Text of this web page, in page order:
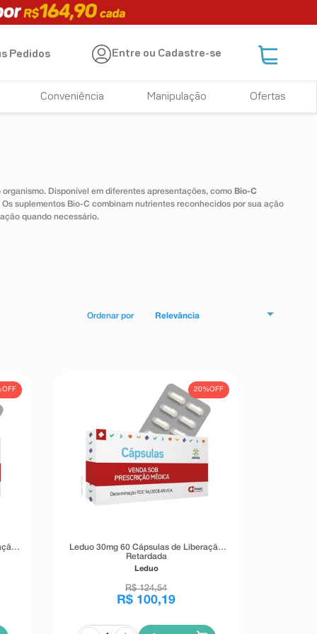
Pedidos Entre ou Cadastre-se
Conveniência Manipulação Ofertas
Disponível em diferentes apresentações, como Bio-C
suplementos Bio-C combinam nutrientes reconhecidos por sua ação
quando necessário.
Relevância
OFF 20%OFF
Leduo 30mg 60 Cápsulas de Liberação
Retardada
Leduo
R$ 124,54
R$ 100,19